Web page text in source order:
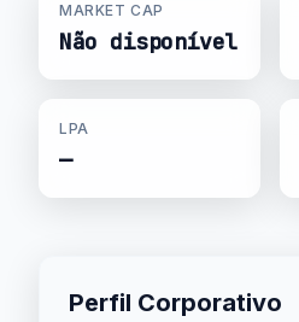
MARKET CAP
Não disponível
LPA
—
Perfil Corporativo